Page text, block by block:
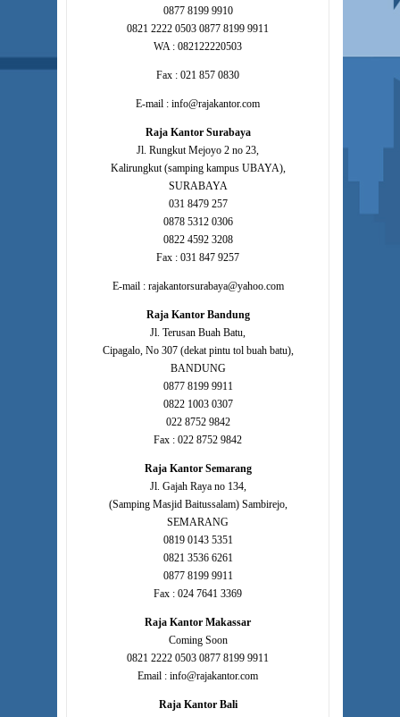
0877 8199 9910
0821 2222 0503 0877 8199 9911
WA : 082122220503
Fax : 021 857 0830
E-mail : info@rajakantor.com
Raja Kantor Surabaya
Jl. Rungkut Mejoyo 2 no 23,
Kalirungkut (samping kampus UBAYA),
SURABAYA
031 8479 257
0878 5312 0306
0822 4592 3208
Fax : 031 847 9257
E-mail : rajakantorsurabaya@yahoo.com
Raja Kantor Bandung
Jl. Terusan Buah Batu,
Cipagalo, No 307 (dekat pintu tol buah batu),
BANDUNG
0877 8199 9911
0822 1003 0307
022 8752 9842
Fax : 022 8752 9842
Raja Kantor Semarang
Jl. Gajah Raya no 134,
(Samping Masjid Baitussalam) Sambirejo,
SEMARANG
0819 0143 5351
0821 3536 6261
0877 8199 9911
Fax : 024 7641 3369
Raja Kantor Makassar
Coming Soon
0821 2222 0503 0877 8199 9911
Email : info@rajakantor.com
Raja Kantor Bali